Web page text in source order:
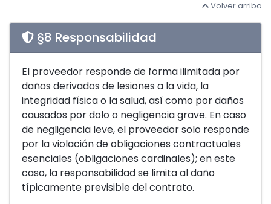
Volver arriba
§8 Responsabilidad
El proveedor responde de forma ilimitada por
daños derivados de lesiones a la vida, la
integridad física o la salud, así como por daños
causados por dolo o negligencia grave. En caso
de negligencia leve, el proveedor solo responde
por la violación de obligaciones contractuales
esenciales (obligaciones cardinales); en este
caso, la responsabilidad se limita al daño
típicamente previsible del contrato.